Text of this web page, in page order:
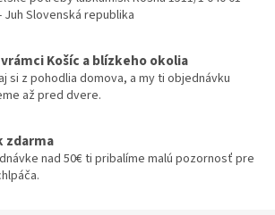
Juh Slovenská republika
Košíc a blízkeho okolia
si z pohodlia domova, a my ti objednávku
až pred dvere.
zdarma
nad 50€ ti pribalíme malú pozornosť pre